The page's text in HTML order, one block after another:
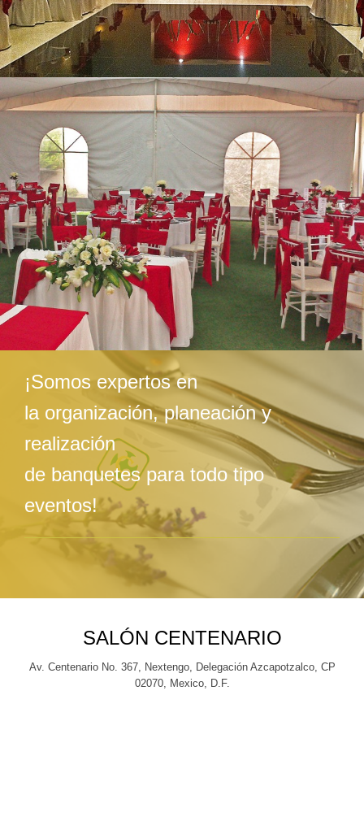
¡Somos expertos en
la organización, planeación y
realización
de banquetes para todo tipo
eventos!
SALÓN CENTENARIO
Av. Centenario No. 367, Nextengo, Delegación Azcapotzalco, CP
02070, Mexico, D.F.